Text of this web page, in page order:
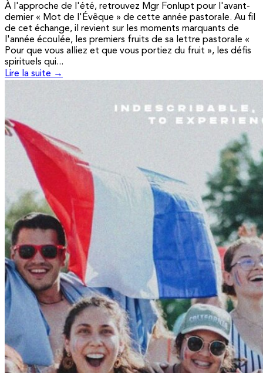
À l'approche de l'été, retrouvez Mgr Fonlupt pour l'avant-
dernier « Mot de l'Évêque » de cette année pastorale. Au fil
de cet échange, il revient sur les moments marquants de
l'année écoulée, les premiers fruits de sa lettre pastorale «
Pour que vous alliez et que vous portiez du fruit », les défis
spirituels qui...
Lire la suite →